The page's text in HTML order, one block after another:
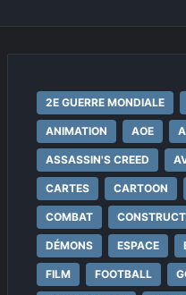
2E GUERRE MONDIALE
ANIMATION AOE
ASSASSIN'S CREED
CARTES CARTOON
COMBAT
DÉMONS ESPACE
FILM FOOTBALL